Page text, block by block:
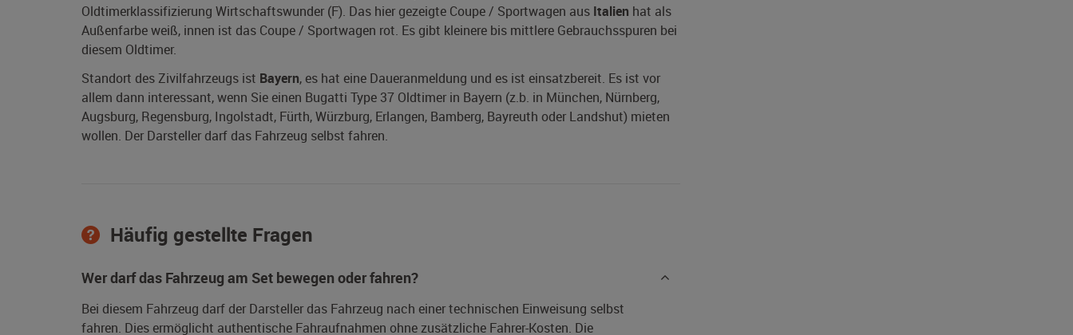
Oldtimerklassifizierung Wirtschaftswunder (F). Das hier gezeigte Coupe / Sportwagen aus Italien hat als
Außenfarbe weiß, innen ist das Coupe / Sportwagen rot. Es gibt kleinere bis mittlere Gebrauchsspuren bei
diesem Oldtimer.
Standort des Zivilfahrzeugs ist Bayern, es hat eine Daueranmeldung und es ist einsatzbereit. Es ist vor
allem dann interessant, wenn Sie einen Bugatti Type 37 Oldtimer in Bayern (z.b. in München, Nürnberg,
Augsburg, Regensburg, Ingolstadt, Fürth, Würzburg, Erlangen, Bamberg, Bayreuth oder Landshut) mieten
wollen. Der Darsteller darf das Fahrzeug selbst fahren.
Häufig gestellte Fragen
Wer darf das Fahrzeug am Set bewegen oder fahren?
Bei diesem Fahrzeug darf der Darsteller das Fahrzeug nach einer technischen Einweisung selbst
fahren. Dies ermöglicht authentische Fahraufnahmen ohne zusätzliche Fahrer-Kosten. Die